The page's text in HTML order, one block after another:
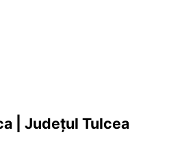
| Județul Tulcea